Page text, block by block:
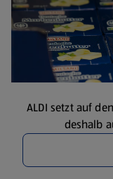
ALDI setzt auf
deshalb